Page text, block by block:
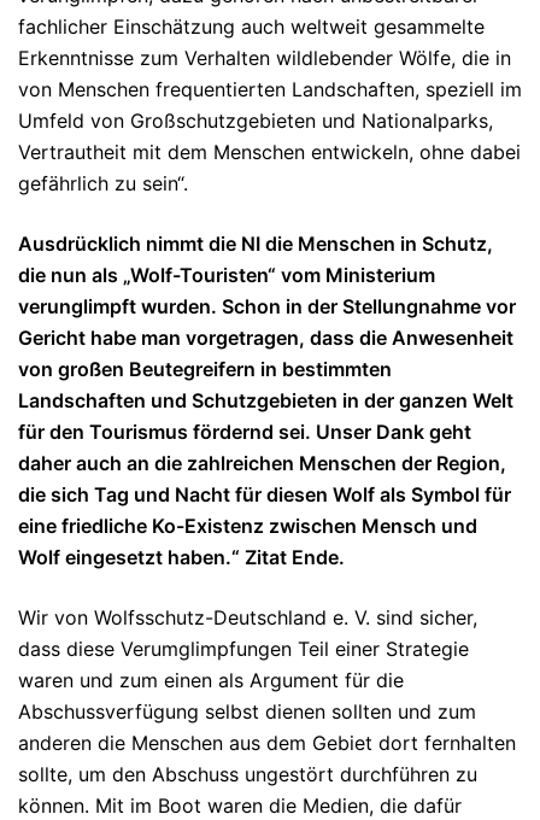
fachlicher Einschätzung auch weltweit gesammelte
Erkenntnisse zum Verhalten wildlebender Wölfe, die in
von Menschen frequentierten Landschaften, speziell im
Umfeld von Großschutzgebieten und Nationalparks,
Vertrautheit mit dem Menschen entwickeln, ohne dabei
gefährlich zu sein“.
Ausdrücklich nimmt die NI die Menschen in Schutz,
die nun als „Wolf-Touristen“ vom Ministerium
verunglimpft wurden. Schon in der Stellungnahme vor
Gericht habe man vorgetragen, dass die Anwesenheit
von großen Beutegreifern in bestimmten
Landschaften und Schutzgebieten in der ganzen Welt
für den Tourismus fördernd sei. Unser Dank geht
daher auch an die zahlreichen Menschen der Region,
die sich Tag und Nacht für diesen Wolf als Symbol für
eine friedliche Ko-Existenz zwischen Mensch und
Wolf eingesetzt haben.“ Zitat Ende.
Wir von Wolfsschutz-Deutschland e. V. sind sicher,
dass diese Verumglimpfungen Teil einer Strategie
waren und zum einen als Argument für die
Abschussverfügung selbst dienen sollten und zum
anderen die Menschen aus dem Gebiet dort fernhalten
sollte, um den Abschuss ungestört durchführen zu
können. Mit im Boot waren die Medien, die dafür